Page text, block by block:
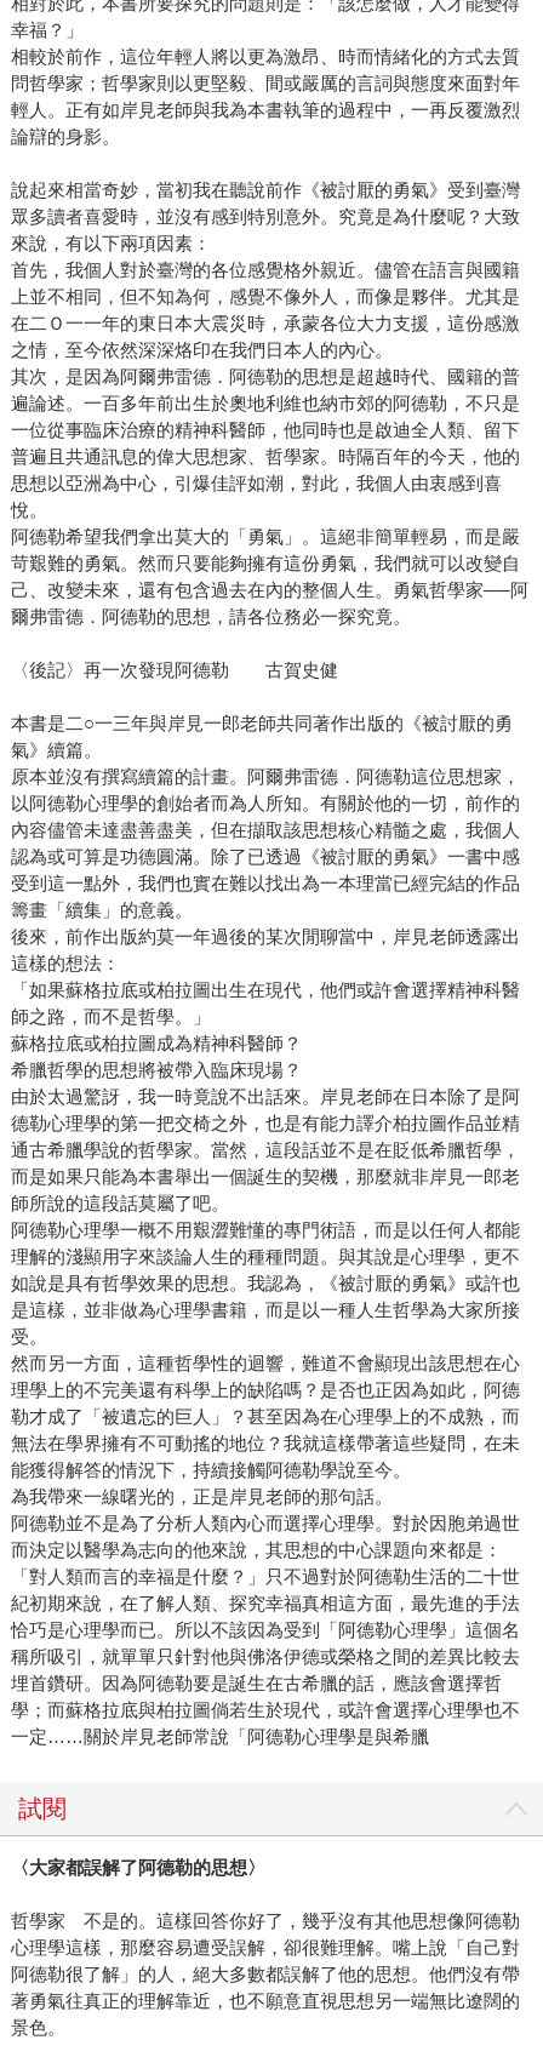
幸福？」
相較於前作，這位年輕人將以更為激昂、時而情緒化的方式去質
問哲學家；哲學家則以更堅毅、間或嚴厲的言詞與態度來面對年
輕人。正有如岸見老師與我為本書執筆的過程中，一再反覆激烈
論辯的身影。
說起來相當奇妙，當初我在聽說前作《被討厭的勇氣》受到臺灣
眾多讀者喜愛時，並沒有感到特別意外。究竟是為什麼呢？大致
來說，有以下兩項因素：
首先，我個人對於臺灣的各位感覺格外親近。儘管在語言與國籍
上並不相同，但不知為何，感覺不像外人，而像是夥伴。尤其是
在二Ｏ一一年的東日本大震災時，承蒙各位大力支援，這份感激
之情，至今依然深深烙印在我們日本人的內心。
其次，是因為阿爾弗雷德．阿德勒的思想是超越時代、國籍的普
遍論述。一百多年前出生於奧地利維也納市郊的阿德勒，不只是
一位從事臨床治療的精神科醫師，他同時也是啟迪全人類、留下
普遍且共通訊息的偉大思想家、哲學家。時隔百年的今天，他的
思想以亞洲為中心，引爆佳評如潮，對此，我個人由衷感到喜
悅。
阿德勒希望我們拿出莫大的「勇氣」。這絕非簡單輕易，而是嚴
苛艱難的勇氣。然而只要能夠擁有這份勇氣，我們就可以改變自
己、改變未來，還有包含過去在內的整個人生。勇氣哲學家──阿
爾弗雷德．阿德勒的思想，請各位務必一探究竟。
〈後記〉再一次發現阿德勒 古賀史健
本書是二○一三年與岸見一郎老師共同著作出版的《被討厭的勇
氣》續篇。
原本並沒有撰寫續篇的計畫。阿爾弗雷德．阿德勒這位思想家，
以阿德勒心理學的創始者而為人所知。有關於他的一切，前作的
內容儘管未達盡善盡美，但在擷取該思想核心精髓之處，我個人
認為或可算是功德圓滿。除了已透過《被討厭的勇氣》一書中感
受到這一點外，我們也實在難以找出為一本理當已經完結的作品
籌畫「續集」的意義。
後來，前作出版約莫一年過後的某次閒聊當中，岸見老師透露出
這樣的想法：
「如果蘇格拉底或柏拉圖出生在現代，他們或許會選擇精神科醫
師之路，而不是哲學。」
蘇格拉底或柏拉圖成為精神科醫師？
希臘哲學的思想將被帶入臨床現場？
由於太過驚訝，我一時竟說不出話來。岸見老師在日本除了是阿
德勒心理學的第一把交椅之外，也是有能力譯介柏拉圖作品並精
通古希臘學說的哲學家。當然，這段話並不是在貶低希臘哲學，
而是如果只能為本書舉出一個誕生的契機，那麼就非岸見一郎老
師所說的這段話莫屬了吧。
阿德勒心理學一概不用艱澀難懂的專門術語，而是以任何人都能
理解的淺顯用字來談論人生的種種問題。與其說是心理學，更不
如說是具有哲學效果的思想。我認為，《被討厭的勇氣》或許也
是這樣，並非做為心理學書籍，而是以一種人生哲學為大家所接
受。
然而另一方面，這種哲學性的迴響，難道不會顯現出該思想在心
理學上的不完美還有科學上的缺陷嗎？是否也正因為如此，阿德
勒才成了「被遺忘的巨人」？甚至因為在心理學上的不成熟，而
無法在學界擁有不可動搖的地位？我就這樣帶著這些疑問，在未
能獲得解答的情況下，持續接觸阿德勒學說至今。
為我帶來一線曙光的，正是岸見老師的那句話。
阿德勒並不是為了分析人類內心而選擇心理學。對於因胞弟過世
而決定以醫學為志向的他來說，其思想的中心課題向來都是：
「對人類而言的幸福是什麼？」只不過對於阿德勒生活的二十世
紀初期來說，在了解人類、探究幸福真相這方面，最先進的手法
恰巧是心理學而已。所以不該因為受到「阿德勒心理學」這個名
稱所吸引，就單單只針對他與佛洛伊德或榮格之間的差異比較去
埋首鑽研。因為阿德勒要是誕生在古希臘的話，應該會選擇哲
學；而蘇格拉底與柏拉圖倘若生於現代，或許會選擇心理學也不
一定……關於岸見老師常說「阿德勒心理學是與希臘
試閱
〈大家都誤解了阿德勒的思想〉
哲學家 不是的。這樣回答你好了，幾乎沒有其他思想像阿德勒
心理學這樣，那麼容易遭受誤解，卻很難理解。嘴上說「自己對
阿德勒很了解」的人，絕大多數都誤解了他的思想。他們沒有帶
著勇氣往真正的理解靠近，也不願意直視思想另一端無比遼闊的
景色。